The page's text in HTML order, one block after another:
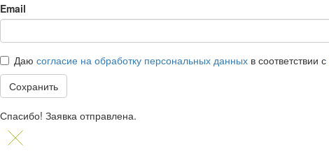
Email
Даю согласие на обработку персональных данных в соответствии с
Сохранить
Спасибо! Заявка отправлена.